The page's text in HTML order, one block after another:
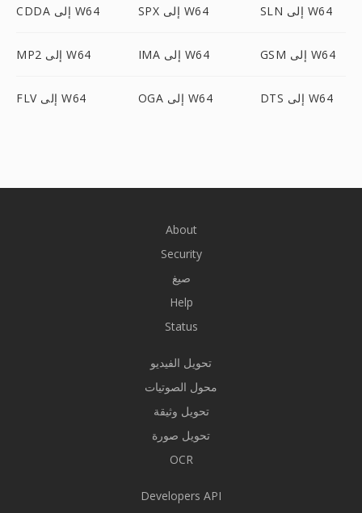
CDDA إلى W64 SPX إلى W64 SLN إلى W64
MP2 إلى W64 IMA إلى W64 GSM إلى W64
FLV إلى W64 OGA إلى W64 DTS إلى W64
About
Security
صيغ
Help
Status
تحويل الفيديو
محول الصوتيات
تحويل وثيقة
تحويل صورة
OCR
Developers API